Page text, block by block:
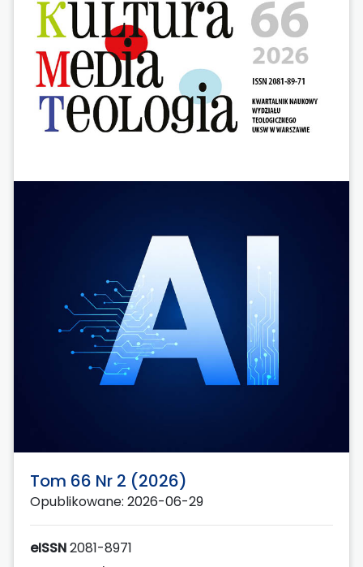
Tom 66 Nr 2 (2026)
Opublikowane: 2026-06-29
eISSN2081-8971